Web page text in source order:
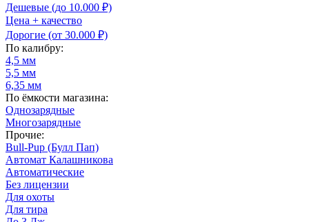
Дешевые (до 10.000 ₽)
Цена + качество
Дорогие (от 30.000 ₽)
По калибру:
4,5 мм
5,5 мм
6,35 мм
По ёмкости магазина:
Однозарядные
Многозарядные
Прочие:
Bull-Pup (Булл Пап)
Автомат Калашникова
Автоматические
Без лицензии
Для охоты
Для тира